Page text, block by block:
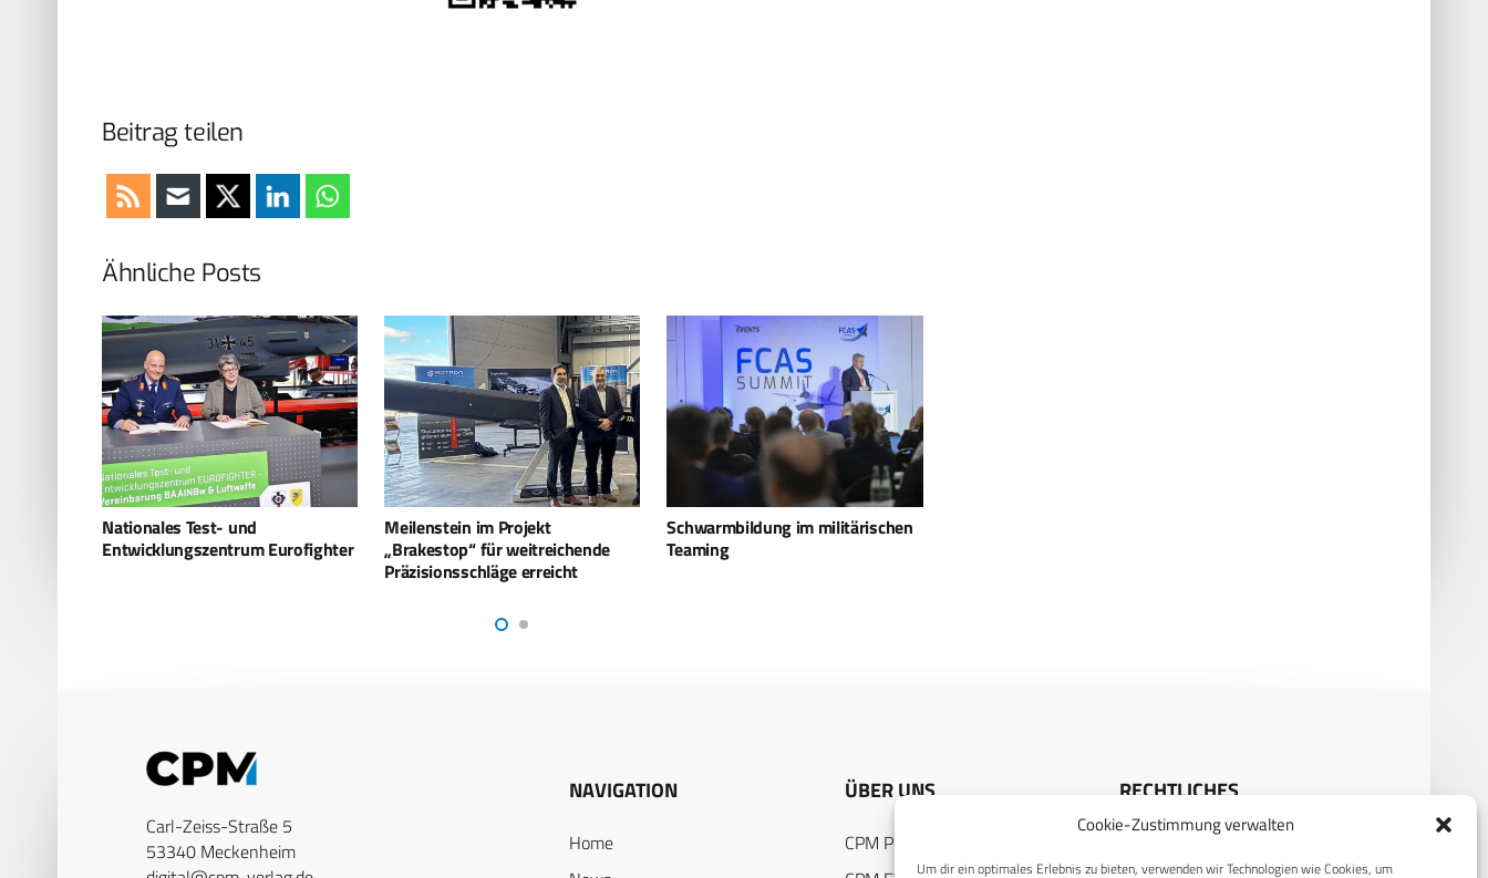
Cookie-Zustimmung verwalten
Um dir ein optimales Erlebnis zu bieten, verwenden wir Technologien wie Cookies, um
Beitrag teilen
Ähnliche Posts
Meilenstein im Projekt
„Brakestop“ für weitreichende
Schwarmbildung im militärischen
Teaming
Luftwaffe beteiligt sich an Desert
Air 2023
Carl-Zeiss-Straße 5
53340 Meckenheim
NAVIGATION
Home
ÜBER UNS
CPM PUBLICATIONS
RECHTLICHES
Datenschutzerklärung